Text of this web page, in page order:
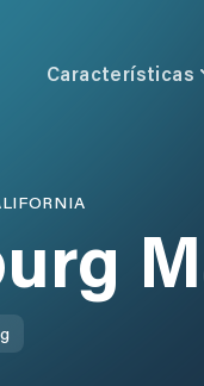
Características